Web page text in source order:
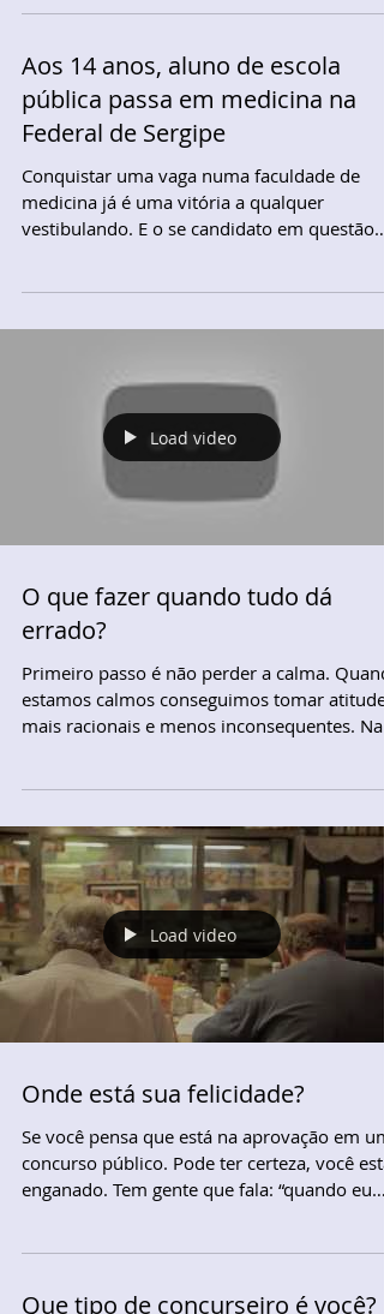
Aos 14 anos, aluno de escola
pública passa em medicina na
Federal de Sergipe
Conquistar uma vaga numa faculdade de
medicina já é uma vitória a qualquer
vestibulando. E o se candidato em questão
Load video
O que fazer quando tudo dá
errado?
Primeiro passo é não perder a calma.
estamos calmos conseguimos tomar atitudes
mais racionais e menos inconsequentes. Na...
Load video
Onde está sua felicidade?
Se você pensa que está na aprovação em um
concurso público. Pode ter certeza, você está
enganado. Tem gente que fala: “quando eu
Que tipo de concurseiro é você?